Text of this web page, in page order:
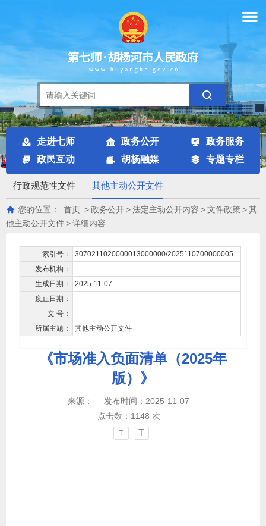
走进七师 政务公开
政务服务
政民互动
胡杨融媒 专题专栏
行政规范性文件 其他主动公开文件
您的位置： 首页 >政务公开>法定主动公开内容 >文件政策 >其
他主动公开文件>详细内容
索引号：
3070211020000013000000/2025110700000005
发布机构：
生成日期：
2025-11-07
废止日期：
文 号：
所属主题：
其他主动公开文件
《市场准入负面清单（2025年
版）》
来源：
发布时间：2025-11-07
点击数： 1148 次
T T